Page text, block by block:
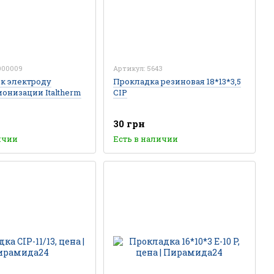
электроду
Italtherm
Артикул: 5643
Прокладка резиновая 18*13*3,5
CIP
30 грн
Есть в наличии